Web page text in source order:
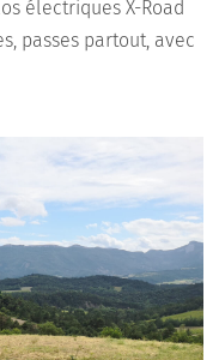
électriques X-Road
passes partout, avec